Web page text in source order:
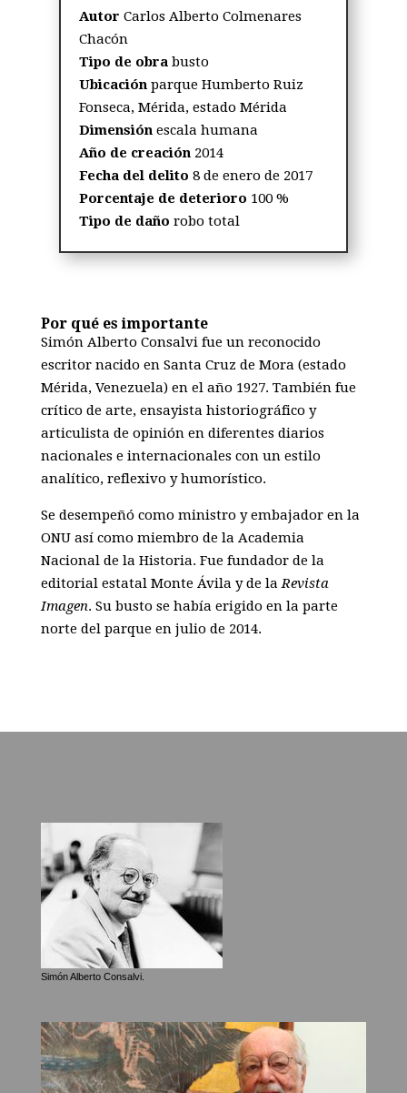
Autor Carlos Alberto Colmenares
Chacón
Tipo de obra busto
Ubicación parque Humberto Ruiz
Fonseca, Mérida, estado Mérida
Dimensiónescala humana
Año de creación2014
Fecha del delito 8 de enero de 2017
Porcentaje de deterioro 100 %
Tipo de daño robo total
Por qué es importante
Simón Alberto Consalvi fue un reconocido
escritor nacido en Santa Cruz de Mora (estado
Mérida, Venezuela) en el año 1927. También fue
crítico de arte, ensayista historiográfico y
articulista de opinión en diferentes diarios
nacionales e internacionales con un estilo
analítico, reflexivo y humorístico.
Se desempeñó como ministro y embajador en la
ONU así como miembro de la Academia
Nacional de la Historia. Fue fundador de la
editorial estatal Monte Ávila y de laRevista
Imagen. Su busto se había erigido en la parte
norte del parque en julio de 2014.
Simón Alberto Consalvi.